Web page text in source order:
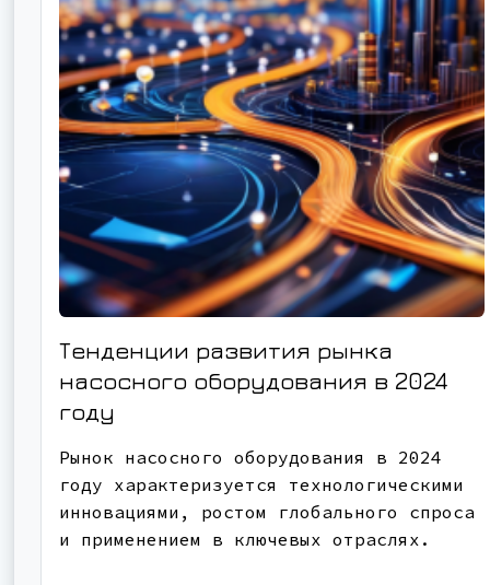
Тенденции развития рынка
насосного оборудования в 2024
году
Рынок насосного оборудования в 2024
году характеризуется технологическими
инновациями, ростом глобального спроса
и применением в ключевых отраслях.